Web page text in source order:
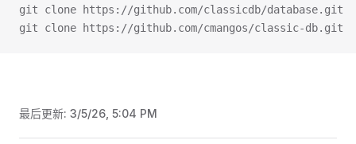
git clone https://github.com/cmangos/classic-
最后更新: 3/5/26, 5:04 PM